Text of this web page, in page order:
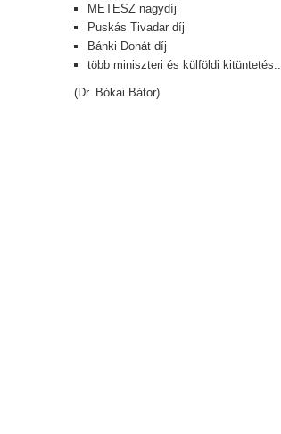
METESZ nagydíj
Puskás Tivadar díj
Bánki Donát díj
több miniszteri és külföldi kitüntetés..
(Dr. Bókai Bátor)